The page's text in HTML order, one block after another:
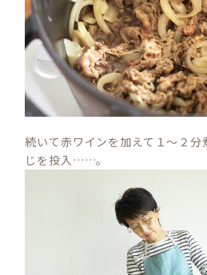
続いて赤ワインを加えて１～２分
じを投入……。